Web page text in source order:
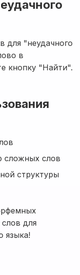
для "неудачного
в
кнопку "Найти".
сложных слов
структуры
для
языка!